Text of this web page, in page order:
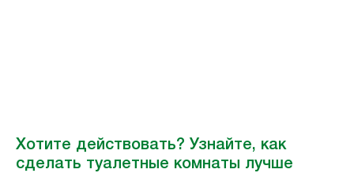
Хотите действовать? Узнайте, как
сделать туалетные комнаты лучше